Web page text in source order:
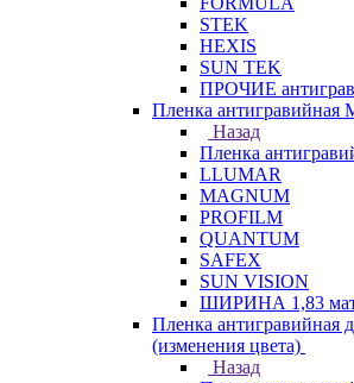
STEK
HEXIS
SUN TEK
ПРОЧИЕ
Пленка
Назад
Пленка
LLUMAR
MAGNUM
PROFILM
QUANTUM
SAFEX
SUN VISION
ШИРИНА 1,83
Пленка антигравийная
(изменения цвета)
Назад